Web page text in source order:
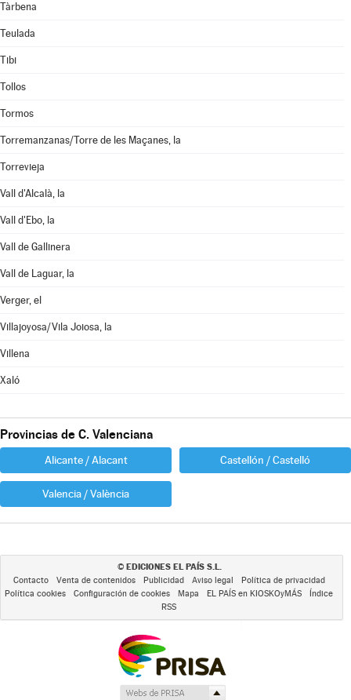
Tàrbena
Teulada
Tibi
Tollos
Tormos
Torremanzanas/Torre de les Maçanes, la
Torrevieja
Vall d'Alcalà, la
Vall d'Ebo, la
Vall de Gallinera
Vall de Laguar, la
Verger, el
Villajoyosa/Vila Joiosa, la
Villena
Xaló
Provincias de C. Valenciana
Alicante / Alacant Castellón / Castelló
Valencia / València
© EDICIONES EL PAÍS S.L.
Contacto Venta de contenidos Publicidad Aviso legal
Política de privacidad
Política cookies
Configuración de cookies Mapa EL PAÍS en KIOSKOyMÁS
Índice
RSS